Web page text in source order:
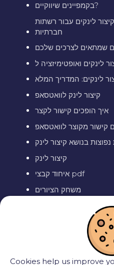
בקמפיינים שיווקיים?
לינקים עבור רשתות
חברתיות
לינקים: המדריך המלא
קיצור לינק לוואטסאפ
איך הופכים קישור לקצר
בנושא קיצור לינק
קיצור לינק
איחוד קבצי pdf
משחק הציורים
של סרטים מכל העולם
קיצור קישור לוואטסאפ
יצירת קישור לווצאפ
Cookies help us improve